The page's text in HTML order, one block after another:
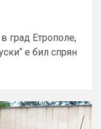
град Етрополе,
е бил спрян